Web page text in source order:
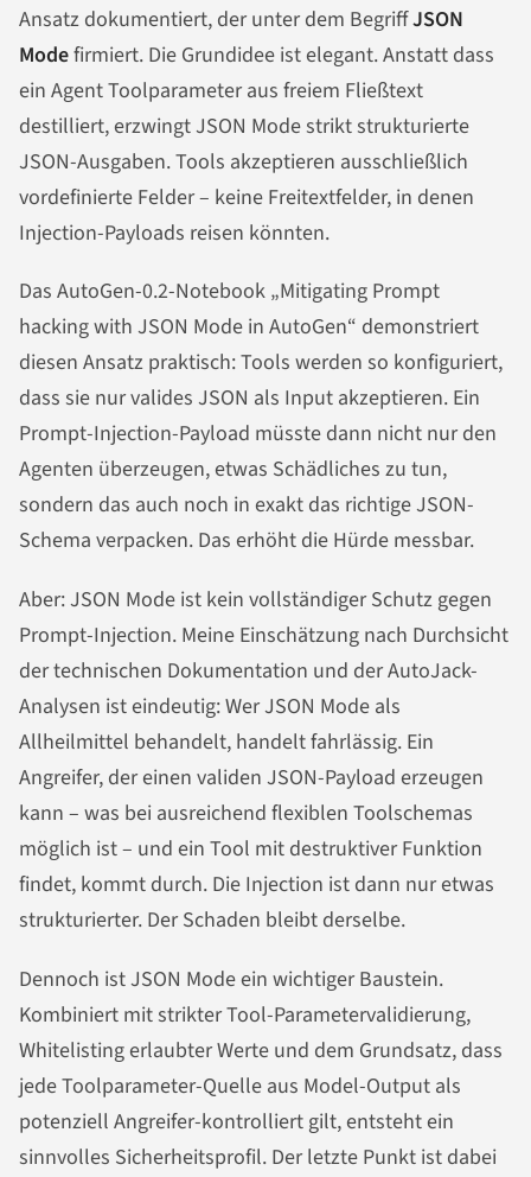
Ansatz dokumentiert, der unter dem BegriffJSON
Modefirmiert. Die Grundidee ist elegant. Anstatt dass
ein Agent Toolparameter aus freiem Fließtext
destilliert, erzwingt JSON Mode strikt strukturierte
JSON-Ausgaben. Tools akzeptieren ausschließlich
vordefinierte Felder – keine Freitextfelder, in denen
Injection-Payloads reisen könnten.
Das AutoGen-0.2-Notebook „Mitigating Prompt
hacking with JSON Mode in AutoGen“ demonstriert
diesen Ansatz praktisch: Tools werden so konfiguriert,
dass sie nur valides JSON als Input akzeptieren. Ein
Prompt-Injection-Payload müsste dann nicht nur den
Agenten überzeugen, etwas Schädliches zu tun,
sondern das auch noch in exakt das richtige JSON-
Schema verpacken. Das erhöht die Hürde messbar.
Aber: JSON Mode ist kein vollständiger Schutz gegen
Prompt-Injection. Meine Einschätzung nach Durchsicht
der technischen Dokumentation und der AutoJack-
Analysen ist eindeutig: Wer JSON Mode als
Allheilmittel behandelt, handelt fahrlässig. Ein
Angreifer, der einen validen JSON-Payload erzeugen
kann – was bei ausreichend flexiblen Toolschemas
möglich ist – und ein Tool mit destruktiver Funktion
findet, kommt durch. Die Injection ist dann nur etwas
strukturierter. Der Schaden bleibt derselbe.
Dennoch ist JSON Mode ein wichtiger Baustein.
Kombiniert mit strikter Tool-Parametervalidierung,
Whitelisting erlaubter Werte und dem Grundsatz, dass
jede Toolparameter-Quelle aus Model-Output als
potenziell Angreifer-kontrolliert gilt, entsteht ein
sinnvolles Sicherheitsprofil. Der letzte Punkt ist dabei